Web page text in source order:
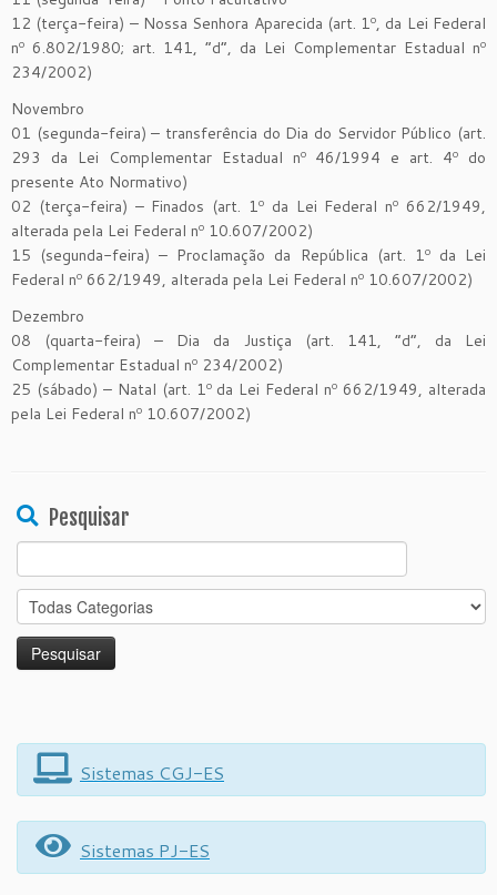
12 (terça-feira) – Nossa Senhora Aparecida (art. 1º, da Lei Federal
nº 6.802/1980; art. 141, “d”, da Lei Complementar Estadual nº
234/2002)
Novembro
01 (segunda-feira) – transferência do Dia do Servidor Público (art.
293 da Lei Complementar Estadual nº 46/1994 e art. 4º do
presente Ato Normativo)
02 (terça-feira) – Finados (art. 1º da Lei Federal nº 662/1949,
alterada pela Lei Federal nº 10.607/2002)
15 (segunda-feira) – Proclamação da República (art. 1º da Lei
Federal nº 662/1949, alterada pela Lei Federal nº 10.607/2002)
Dezembro
08 (quarta-feira) – Dia da Justiça (art. 141, “d”, da Lei
Complementar Estadual nº 234/2002)
25 (sábado) – Natal (art. 1º da Lei Federal nº 662/1949, alterada
pela Lei Federal nº 10.607/2002)
Pesquisar
Search
for:
Sistemas CGJ-ES
Sistemas PJ-ES